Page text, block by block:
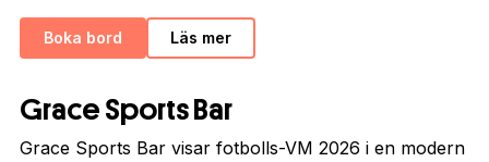
Boka bord Läs mer
Grace Sports Bar
Grace Sports Bar visar fotbolls-VM 2026 i en modern